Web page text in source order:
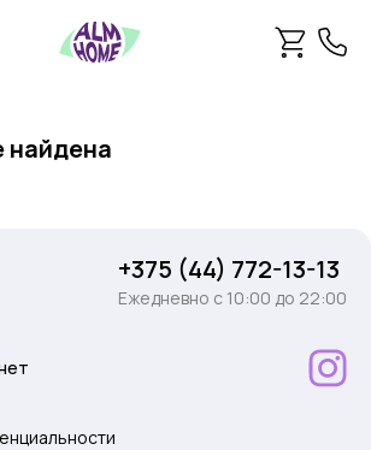
найдена
+375 (44) 772-13-13
Ежедневно c 10:00 до 22:00